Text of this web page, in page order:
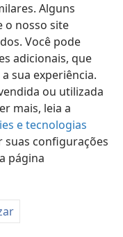
Alguns
o nosso site
Você pode
adicionais, que
sua experiência.
ou utilizada
mais, leia a
e tecnologias
suas configurações
página
Preferências
Society of Pennsylvania
Privacidade
JW.ORG Login